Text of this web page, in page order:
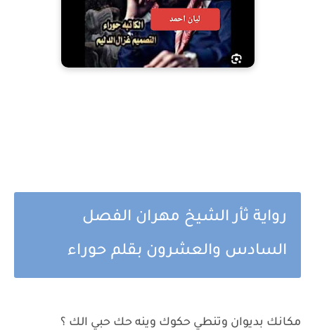
رواية ثأر الشيخ مهران الفصل
السادس والعشرون بقلم حوراء
مكانك بديوان وتنطي حكوك وينه حك حبي الك ؟